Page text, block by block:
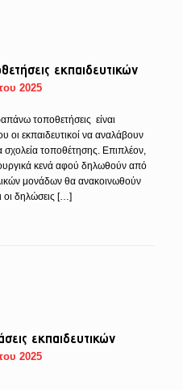
εκπαιδευτικών
2025
τοποθετήσεις είναι
εκπαιδευτικοί να αναλάβουν
τοποθέτησης. Επιπλέον,
κενά αφού δηλωθούν από
μονάδων θα ανακοινωθούν
οι δηλώσεις […]
εκπαιδευτικών
2025